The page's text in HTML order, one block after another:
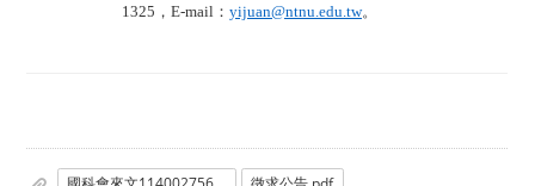
1325，E-mail： yijuan@ntnu.edu.tw。